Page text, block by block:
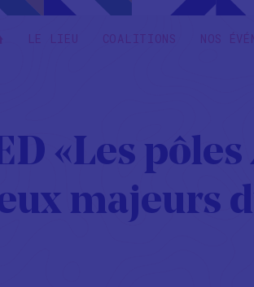
LE LIEU COALITIONS NOS
«Les
majeurs